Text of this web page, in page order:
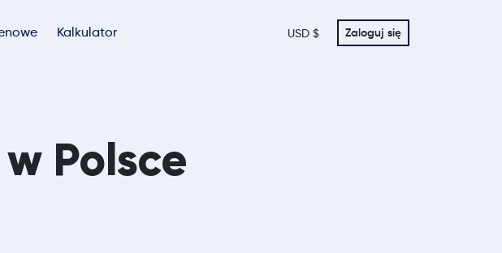
Kalkulator USD $ Zaloguj się
w Polsce